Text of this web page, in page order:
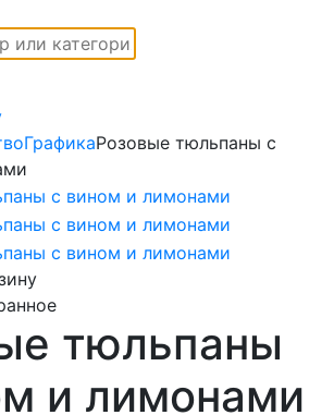
ГрафикаРозовые тюльпаны с
тюльпаны
и лимонами